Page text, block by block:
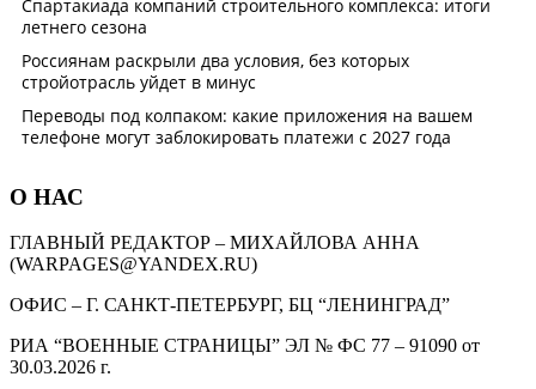
О НАС
ГЛАВНЫЙ РЕДАКТОР – МИХАЙЛОВА АННА
(WARPAGES@YANDEX.RU)
ОФИС – Г. САНКТ-ПЕТЕРБУРГ, БЦ “ЛЕНИНГРАД”
РИА “ВОЕННЫЕ СТРАНИЦЫ” ЭЛ № ФС 77 – 91090 от
30.03.2026 г.